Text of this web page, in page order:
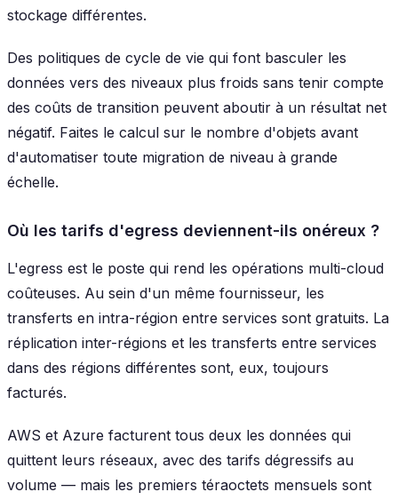
stockage différentes.
Des politiques de cycle de vie qui font basculer les
données vers des niveaux plus froids sans tenir compte
des coûts de transition peuvent aboutir à un résultat net
négatif. Faites le calcul sur le nombre d'objets avant
d'automatiser toute migration de niveau à grande
échelle.
Où les tarifs d'egress deviennent-ils onéreux ?
L'egress est le poste qui rend les opérations multi-cloud
coûteuses. Au sein d'un même fournisseur, les
transferts en intra-région entre services sont gratuits. La
réplication inter-régions et les transferts entre services
dans des régions différentes sont, eux, toujours
facturés.
AWS et Azure facturent tous deux les données qui
quittent leurs réseaux, avec des tarifs dégressifs au
volume — mais les premiers téraoctets mensuels sont